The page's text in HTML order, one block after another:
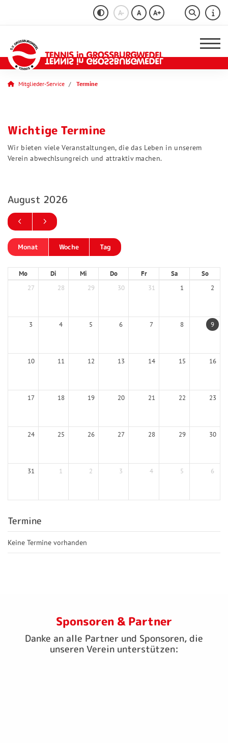
A- A A+
Mitglieder-Service Termine
Wichtige Termine
Wir bieten viele Veranstaltungen, die das Leben in unserem
Verein abwechlsungreich und attraktiv machen.
August 2026
Monat Woche Tag
Mo Di Mi Do Fr Sa
So
27
28 29 30 31 1 2
3 4 5 6 7 8 9
10 11 12 13 14 15 16
17 18 19 20 21 22 23
24 25 26 27 28 29 30
31 1 2 3 4 5 6
Termine
Keine Termine vorhanden
Sponsoren & Partner
Danke an alle Partner und Sponsoren, die
unseren Verein unterstützen: